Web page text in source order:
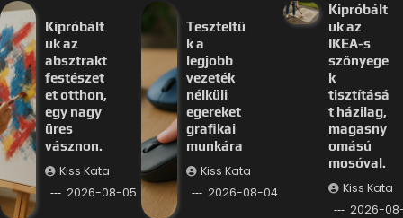
Kipróbált
uk az
absztrakt
festészet
et otthon,
egy nagy
üres
vásznon.
Kiss Kata
2026-08-05
Teszteltü
k a
legjobb
vezeték
nélküli
egereket
grafikai
munkára
Kiss Kata
2026-08-04
Kipróbált
uk az
IKEA-s
szőnyege
k
tisztításá
t házilag,
magasny
omású
mosóval.
Kiss Kata
2026-